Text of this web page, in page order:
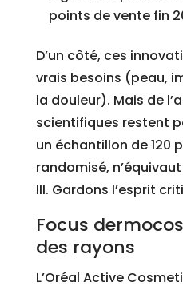
points de vente fin
D’un côté, ces
vrais besoins (peau,
la douleur). Mais de
scientifiques restent
un échantillon de 120
randomisé,
III. Gardons l’esprit
Focus
des rayons
L’Oréal Active